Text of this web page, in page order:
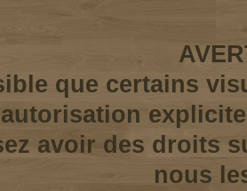
que certains
avoir des droits
nous